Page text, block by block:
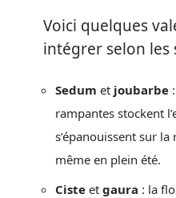
Voici quelques
intégrer selon les
Sedum et joubarbe
rampantes stockent
s’épanouissent sur
même en plein été.
Ciste et gaura : la